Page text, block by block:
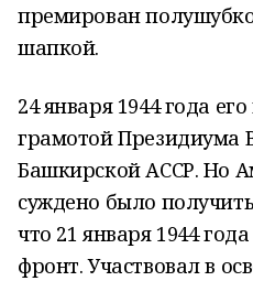
премирован
шапкой.
24 января 1944 года
грамотой Президиума
Башкирской АССР. Но
суждено было
что 21 января 1944
фронт. Участвовал в